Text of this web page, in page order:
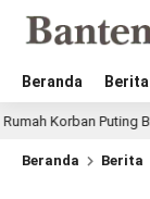
Beranda Berita
Puting Beliung di
Beranda Berita